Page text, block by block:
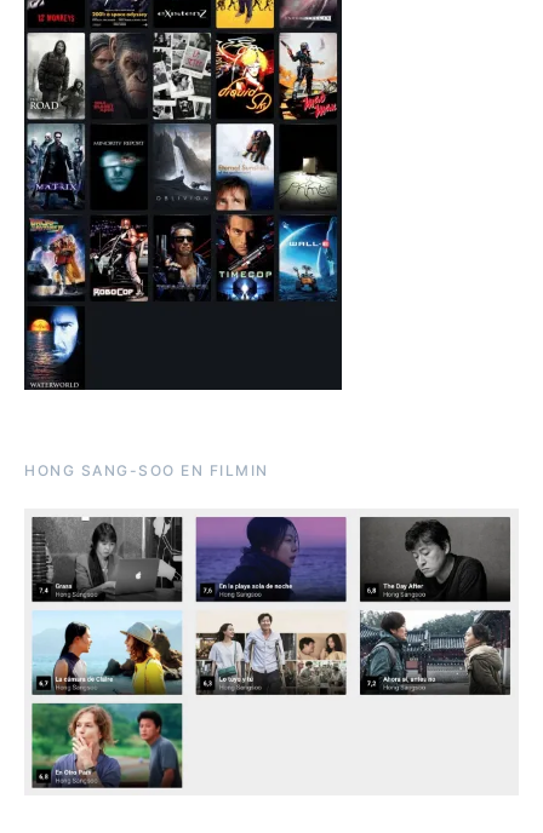
HONG SANG-SOO EN FILMIN